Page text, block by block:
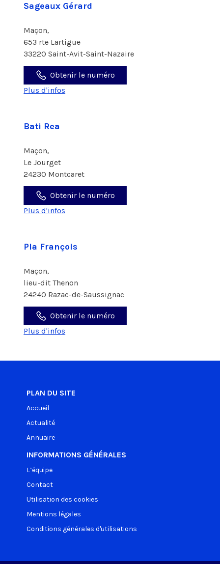
Sageaux Gérard
Maçon,
653 rte Lartigue
33220 Saint-Avit-Saint-Nazaire
Obtenir le numéro
Plus d'infos
Bati Rea
Maçon,
Le Jourget
24230 Montcaret
Obtenir le numéro
Plus d'infos
Pla François
Maçon,
lieu-dit Thenon
24240 Razac-de-Saussignac
Obtenir le numéro
Plus d'infos
PLAN DU SITE
Accueil
Actualité
Annuaire
INFORMATIONS GÉNÉRALES
L’équipe
Contact
Utilisation des cookies
Mentions légales
Conditions générales d'utilisations